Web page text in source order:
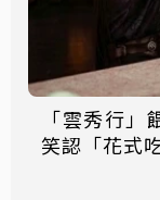
「雲秀行
笑認「花式